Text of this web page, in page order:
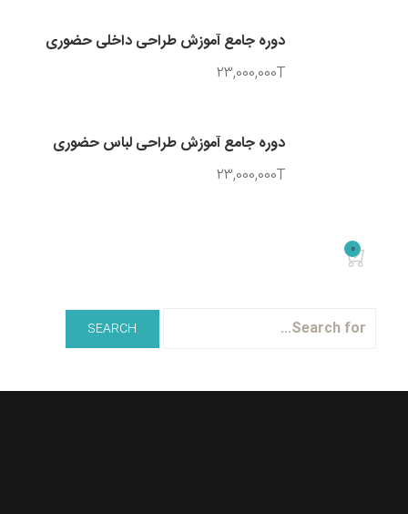
دوره جامع آموزش طراحی داخلی حضوری
23,000,000T
دوره جامع آموزش طراحی لباس حضوری
23,000,000T
0